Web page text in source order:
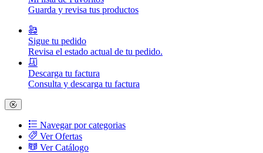
Guarda y revisa tus productos
Sigue tu pedido
Revisa el estado actual de tu pedido.
Descarga tu factura
Consulta y descarga tu factura
Navegar por categorias
Ver Ofertas
Ver Catálogo